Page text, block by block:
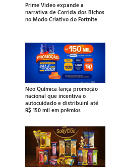
Prime Video expande a
narrativa de Corrida dos Bichos
no Modo Criativo do Fortnite
Neo Química lança promoção
nacional que incentiva o
autocuidado e distribuirá até
R$ 150 mil em prêmios